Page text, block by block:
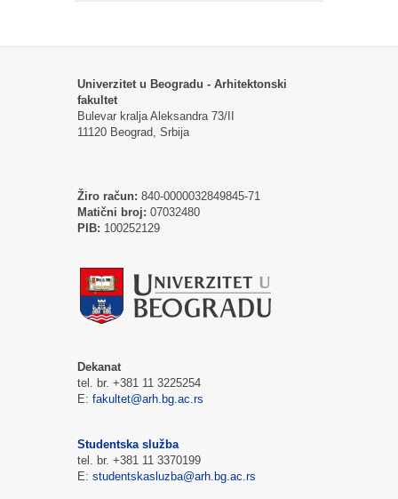
Univerzitet u Beogradu - Arhitektonski
fakultet
Bulevar kralja Aleksandra 73/II
11120 Beograd, Srbija
Žiro račun: 840-0000032849845-71
Matični broj: 07032480
PIB: 100252129
Dekanat
tel. br. +381 11 3225254
E: fakultet@arh.bg.ac.rs
Studentska služba
tel. br. +381 11 3370199
E: studentskasluzba@arh.bg.ac.rs